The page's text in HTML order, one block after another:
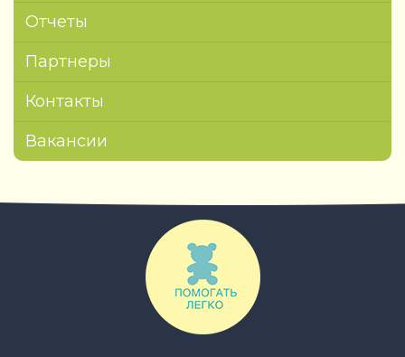
Отчеты
Партнеры
Контакты
Вакансии